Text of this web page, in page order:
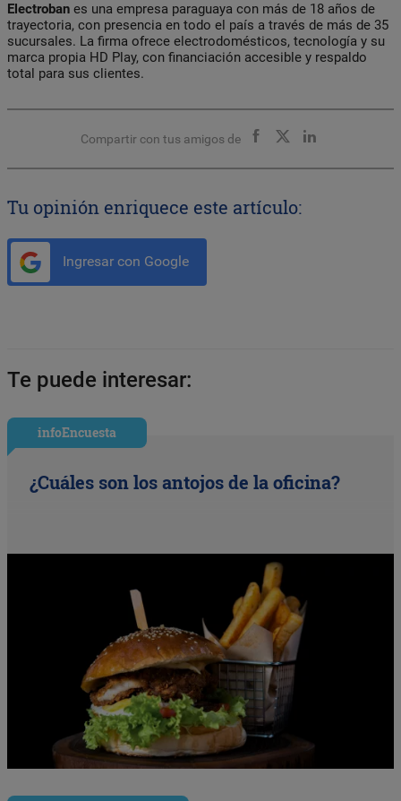
Electroban es una empresa paraguaya con más de 18 años de
trayectoria, con presencia en todo el país a través de más de 35
sucursales. La firma ofrece electrodomésticos, tecnología y su
marca propia HD Play, con financiación accesible y respaldo
total para sus clientes.
Compartir con tus amigos de
Tu opinión enriquece este artículo:
Ingresar con Google
Te puede interesar:
infoEncuesta
¿Cuáles son los antojos de la oficina?